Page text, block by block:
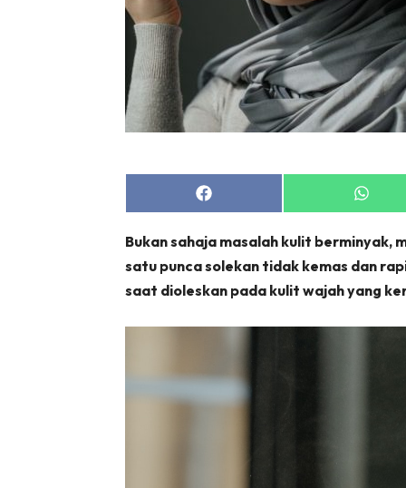
Share
on
Share
on
Bukan sahaja masalah kulit berminyak,
satu punca solekan tidak kemas dan
saat dioleskan pada kulit wajah yang